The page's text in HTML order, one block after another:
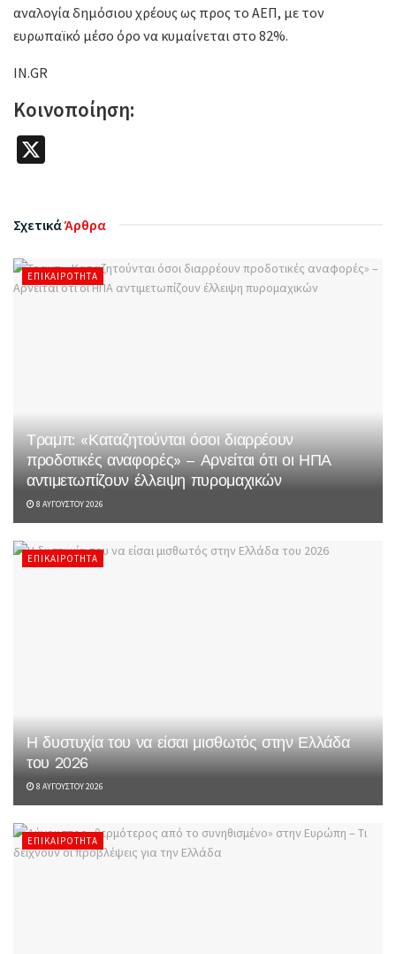
αναλογία δημόσιου χρέους ως προς το ΑΕΠ, με τον
ευρωπαϊκό μέσο όρο να κυμαίνεται στο 82%.
IN.GR
Κοινοποίηση:
ΣχετικάΆρθρα
ΕΠΙΚΑΙΡΌΤΗΤΑ
Τραμπ: «Καταζητούνται όσοι διαρρέουν
προδοτικές αναφορές» – Αρνείται ότι οι ΗΠΑ
αντιμετωπίζουν έλλειψη πυρομαχικών
8 ΑΥΓΟΎΣΤΟΥ 2026
ΕΠΙΚΑΙΡΌΤΗΤΑ
Η δυστυχία του να είσαι μισθωτός στην Ελλάδα
του 2026
8 ΑΥΓΟΎΣΤΟΥ 2026
ΕΠΙΚΑΙΡΌΤΗΤΑ